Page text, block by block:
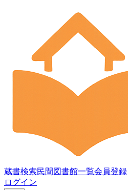
蔵書検索民間図書館一覧会員登録
ログイン